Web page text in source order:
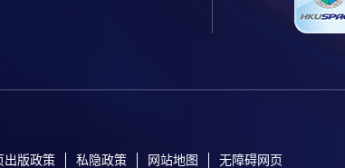
出版政策 私隐政策 网站地图 无障碍网页